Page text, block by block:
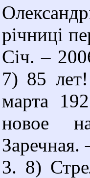
річниці
Січ. –
7) 85
марта
новое
3. 8)